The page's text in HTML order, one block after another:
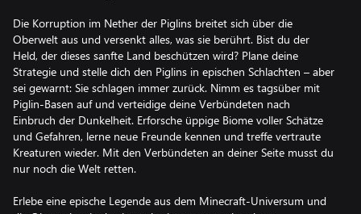
Die Korruption im Nether der Piglins breitet sich über die
Oberwelt aus und versenkt alles, was sie berührt. Bist du der
Held, der dieses sanfte Land beschützen wird? Plane deine
Strategie und stelle dich den Piglins in epischen Schlachten – aber
sei gewarnt: Sie schlagen immer zurück. Nimm es tagsüber mit
Piglin-Basen auf und verteidige deine Verbündeten nach
Einbruch der Dunkelheit. Erforsche üppige Biome voller Schätze
und Gefahren, lerne neue Freunde kennen und treffe vertraute
Kreaturen wieder. Mit den Verbündeten an deiner Seite musst du
nur noch die Welt retten.
Erlebe eine epische Legende aus dem Minecraft-Universum und